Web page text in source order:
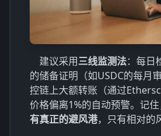
建议采用三线监测法：每日
的储备证明（如USDC的每月
控链上大额转账（通过
价格偏离1%的自动预警。记住
有真正的避风港，只有相对的